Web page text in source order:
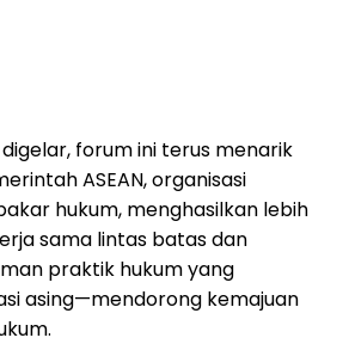
forum ini terus menarik
ASEAN, organisasi
hukum, menghasilkan lebih
sama lintas batas dan
praktik hukum yang
asing—mendorong kemajuan